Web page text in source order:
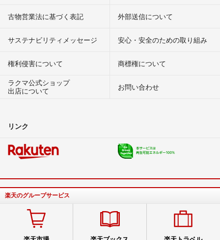
古物営業法に基づく表記 外部送信について
サステナビリティメッセージ 安心・安全のための取り組み
権利侵害について
商標権について
ラクマ公式ショップ
出店について
お問い合わせ
リンク
楽天のグループサービス